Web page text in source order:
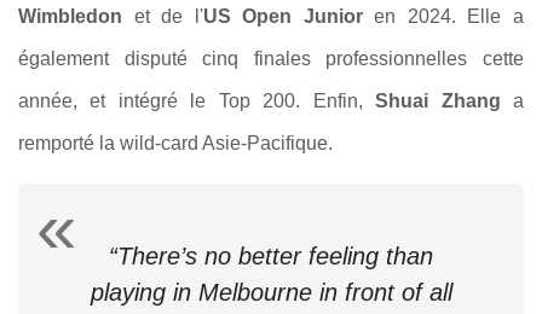
Wimbledon et de l'US Open Junioren 2024. Elle a
également disputé cinq finales professionnelles cette
année, et intégré le Top 200. Enfin,Shuai Zhang a
remporté la wild-card Asie-Pacifique.
“There’s no better feeling than
playing in Melbourne in front of all